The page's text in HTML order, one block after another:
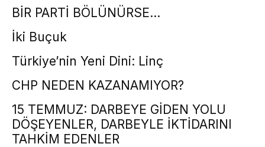
BİR PARTİ BÖLÜNÜRSE…
İki Buçuk
Türkiye’nin Yeni Dini: Linç
CHP NEDEN KAZANAMIYOR?
15 TEMMUZ: DARBEYE GİDEN YOLU
DÖŞEYENLER, DARBEYLE İKTİDARINI
TAHKİM EDENLER